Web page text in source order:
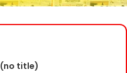
(no title)